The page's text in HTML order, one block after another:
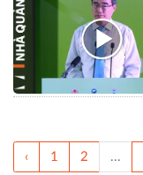
‹ 1 2 ...